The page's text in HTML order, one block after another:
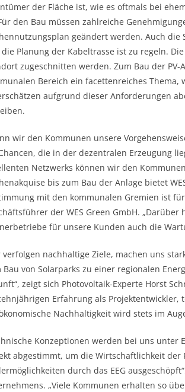
der Fläche ist, wie es oftmals bei
den Bau müssen zahlreiche
geändert werden. Auch
Planung der Kabeltrasse ist zu regeln.
zugeschnitten werden. Zum Bau der
Bereich ein facettenreiches
aufgrund dieser Anforderungen
wir den Kommunen unsere
die in der dezentralen Erzeugung
Netzwerks können wir den
bis zum Bau der Anlage bietet
mit den kommunalen Gremien ist
der WES Green GmbH.
für unsere Kunden auch die
verfolgen nachhaltige Ziele, machen uns
Bau von Solarparks zu einer regionalen
zeigt sich Photovoltaik-Experte Horst
Erfahrung als
Nachhaltigkeit wird stets im
Konzeptionen werden bei uns
abgestimmt, um die Wirtschaftlichkeit
durch das EEG
„Viele Kommunen erhalten so